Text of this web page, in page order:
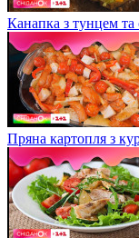
Канапка з тунцем та
Пряна картопля з